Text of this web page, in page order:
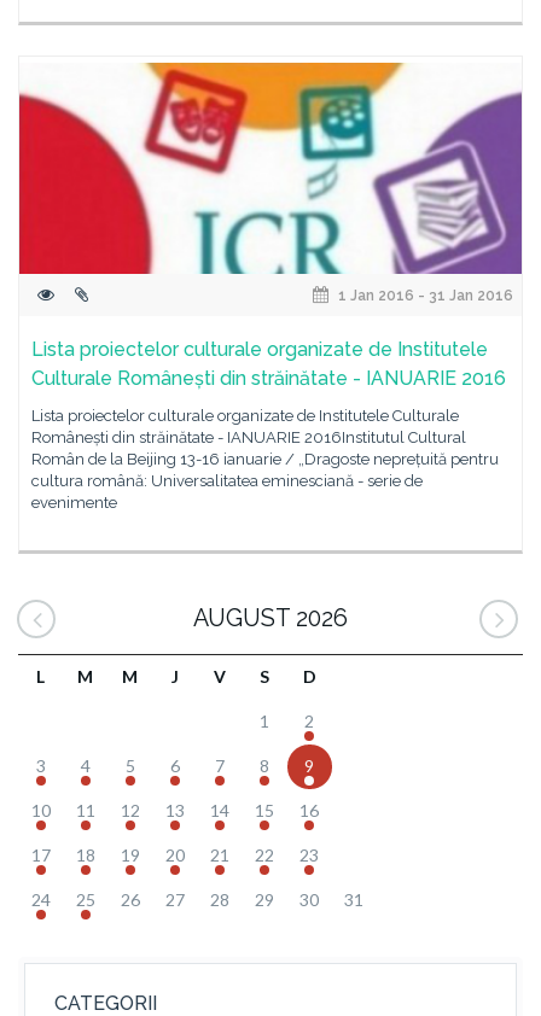
1 Jan 2016 - 31 Jan 2016
Lista proiectelor culturale organizate de Institutele
Culturale Românești din străinătate - IANUARIE 2016
Lista proiectelor culturale organizate de Institutele Culturale
Românești din străinătate - IANUARIE 2016Institutul Cultural
Român de la Beijing 13-16 ianuarie / „Dragoste neprețuită pentru
cultura română: Universalitatea eminesciană - serie de
evenimente
AUGUST 2026
L M M J V S D
1 2
3 4 5 6 7 8 9
10 11 12 13 14 15 16
17 18 19 20 21 22 23
24 25 26 27 28 29 30 31
CATEGORII